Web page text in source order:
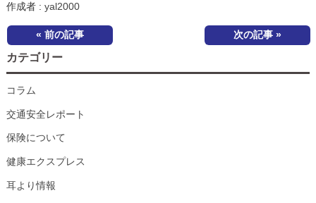
作成者 : yal2000
« 前の記事 次の記事 »
カテゴリー
コラム
交通安全レポート
保険について
健康エクスプレス
耳より情報